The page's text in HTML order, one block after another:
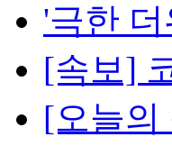
'극한
[속보]
[오늘의